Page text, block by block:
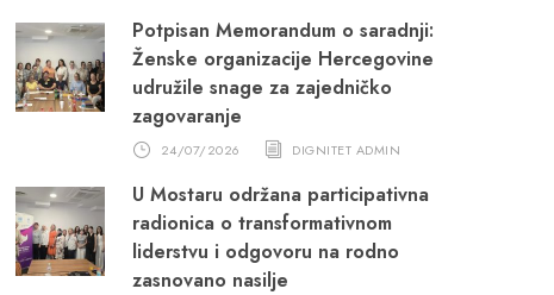
Potpisan Memorandum o saradnji:
Ženske organizacije Hercegovine
udružile snage za zajedničko
zagovaranje
24/07/2026 DIGNITET ADMIN
U Mostaru održana participativna
radionica o transformativnom
liderstvu i odgovoru na rodno
zasnovano nasilje